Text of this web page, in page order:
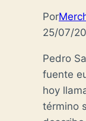
Por
25/07/
Pedro
fuente
hoy
término